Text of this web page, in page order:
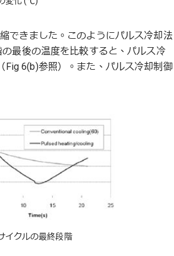
できました。このようにパルス冷却法
最後の温度を比較すると、パルス冷
6(b)参照）。また、パルス冷却制御
クルの最終段階